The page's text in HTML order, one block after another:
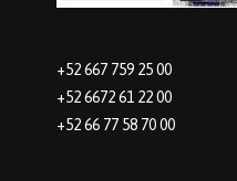
+52 667 759 25 00
+52 6672 61 22 00
+52 66 77 58 70 00